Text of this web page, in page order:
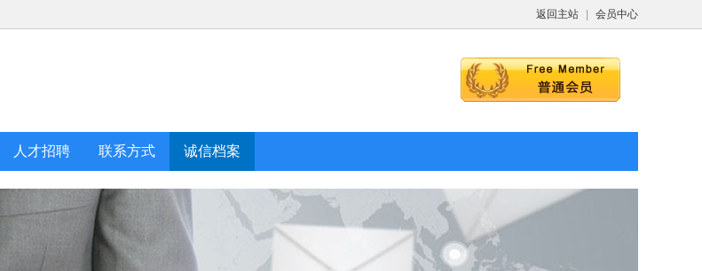
返回主站 会员中心
人才招聘 联系方式 诚信档案